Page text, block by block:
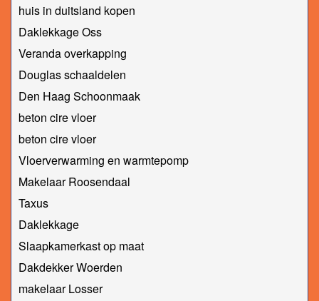
huis in duitsland kopen
Daklekkage Oss
Veranda overkapping
Douglas schaaldelen
Den Haag Schoonmaak
beton cire vloer
beton cire vloer
Vloerverwarming en warmtepomp
Makelaar Roosendaal
Taxus
Daklekkage
Slaapkamerkast op maat
Dakdekker Woerden
makelaar Losser